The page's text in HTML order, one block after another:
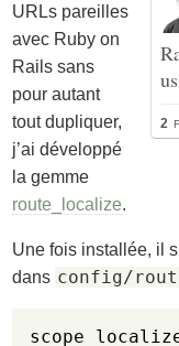
URLs pareilles
avec Ruby on
Rails sans
pour autant
tout dupliquer,
j’ai développé
la gemme
route_localize.
Une fois installée, il
dans config/
scope